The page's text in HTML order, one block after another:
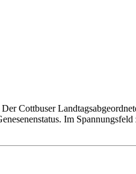
Cottbuser
Im